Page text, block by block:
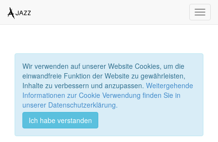
Wir verwenden auf unserer Website Cookies, um die
einwandfreie Funktion der Website zu gewährleisten,
Inhalte zu verbessern und anzupassen. Weitergehende
Informationen zur Cookie Verwendung finden Sie in
unserer Datenschutzerklärung.
Ich habe verstanden